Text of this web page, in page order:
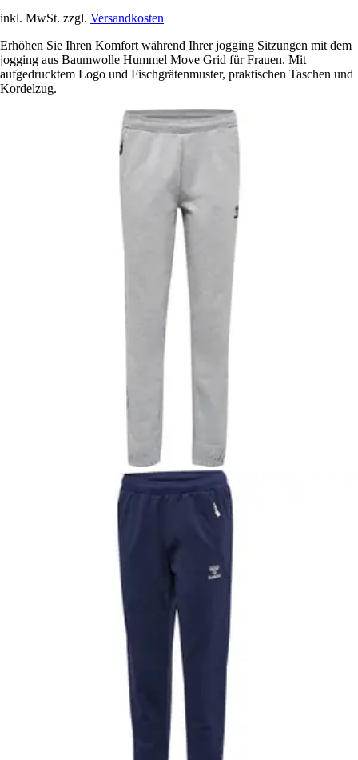
inkl. MwSt. zzgl. Versandkosten
Erhöhen Sie Ihren Komfort während Ihrer jogging Sitzungen mit dem
jogging aus Baumwolle Hummel Move Grid für Frauen. Mit
aufgedrucktem Logo und Fischgrätenmuster, praktischen Taschen und
Kordelzug.